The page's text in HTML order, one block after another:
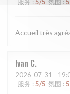
服务 : 5/5 氛围 : 5
Accueil très
Ivan C
2026-07-31 -
服务 :5/5 氛围 : 5